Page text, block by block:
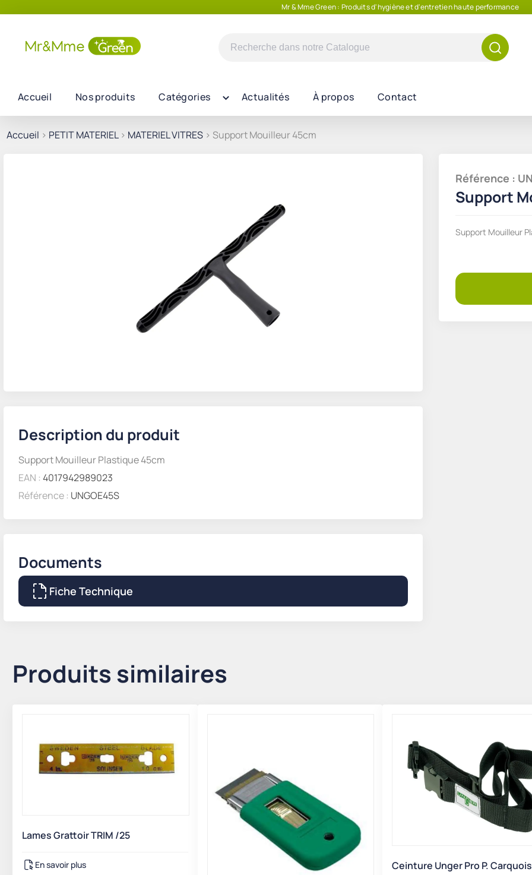
Mr & Mme Green : Produits d'hygiène et d'entretien haute performance
Recherche
Accueil Nos produits Catégories Actualités À propos Contact
Accueil > PETIT MATERIEL> MATERIEL VITRES > Support Mouilleur 45cm
Description du produit
Support Mouilleur Plastique 45cm
EAN : 4017942989023
Référence : UNGOE45S
Documents
Fiche Technique
Référence :
Support
Support Mouilleur
Produits similaires
Lames Grattoir TRIM /25
En savoir plus Ceinture Unger Pro P. Carquois